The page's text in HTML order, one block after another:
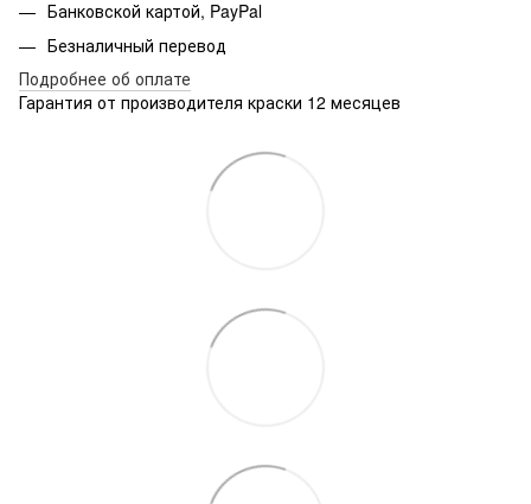
Банковской картой, PayPal
Безналичный перевод
Подробнее об оплате
Гарантия от производителя краски 12 месяцев